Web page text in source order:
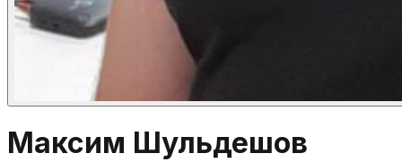
Максим Шульдешов